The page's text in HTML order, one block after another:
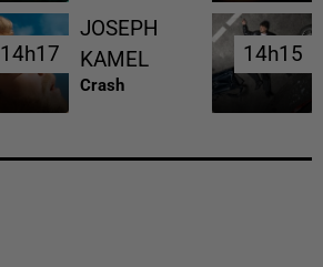
14h17
14h17
JOSEPH
KAMEL
Crash
14h15
14h15